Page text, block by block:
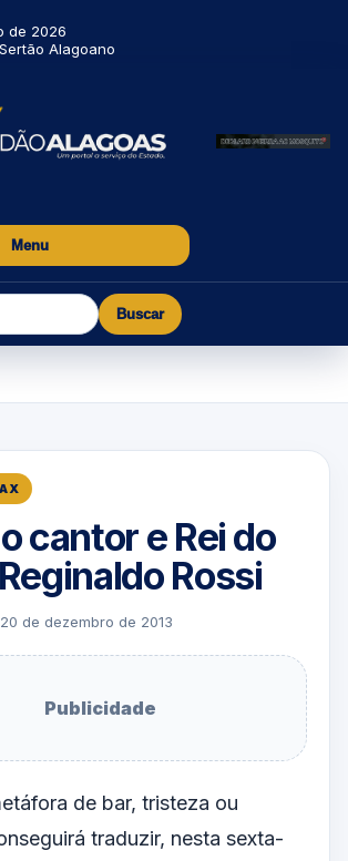
de 2026
Alagoano
Menu
Buscar
cantor e Rei do
Rossi
de dezembro de 2013
Publicidade
de bar, tristeza ou
traduzir, nesta sexta-